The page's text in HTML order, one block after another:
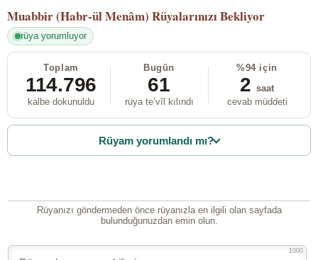
Muabbir (Habr-ül Menâm) Rüyalarınızı Bekliyor
rüya yorumluyor
Toplam
114.796
kalbe dokunuldu
Bugün
61
rüya te’vîl kılındı
%94 için
2 saat
cevab müddeti
Rüyam yorumlandı mı?
Rüyanızı göndermeden önce rüyanızla en ilgili olan sayfada
bulunduğunuzdan emin olun.
1000